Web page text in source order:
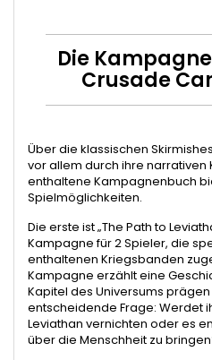
Die
Crusade
Über die klassischen
vor allem durch ihre narrativen
enthaltene Kampagnenbuch
Spielmöglichkeiten.
Die erste ist „The Path to
Kampagne für 2 Spieler, die
enthaltenen Kriegsbanden
Kampagne erzählt eine
Kapitel des Universums
entscheidende Frage: Werdet
Leviathan vernichten oder es
über die Menschheit zu